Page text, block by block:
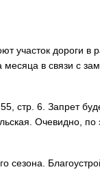
участок дороги
в связи с
cтр. 6. Запрет
Очевидно,
сезона.